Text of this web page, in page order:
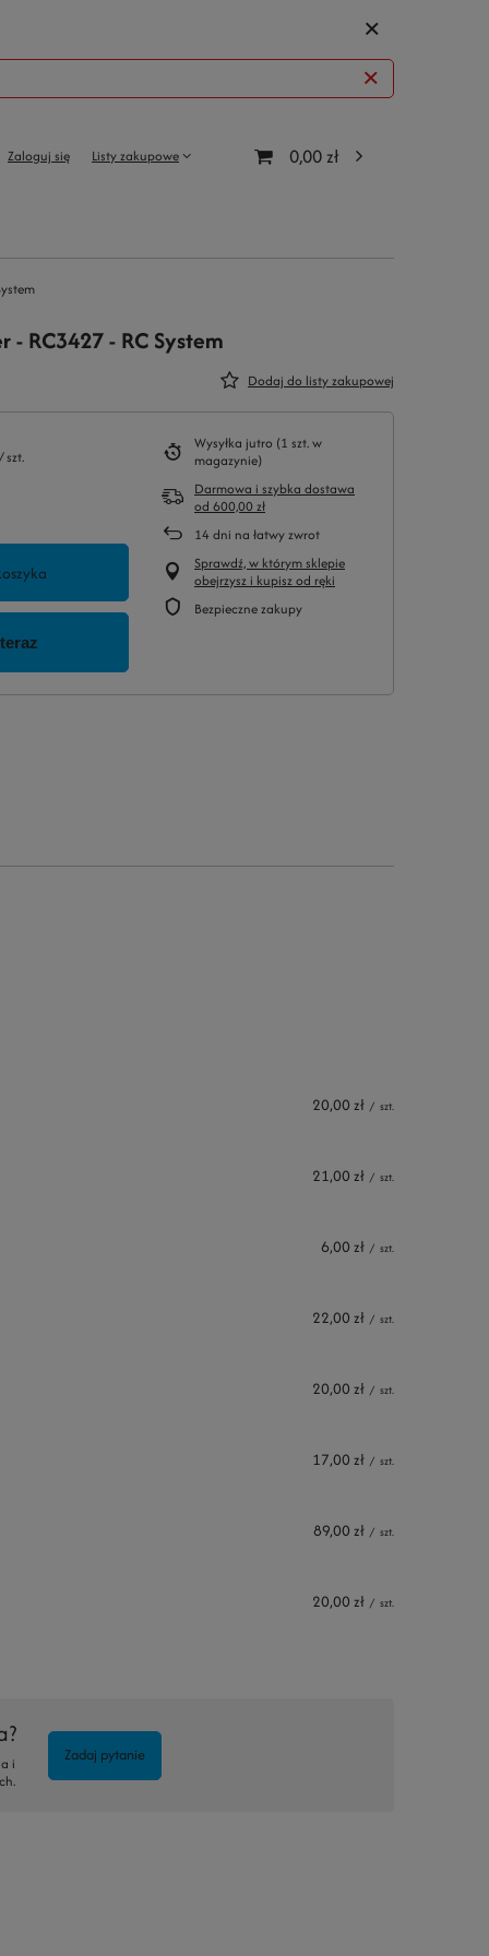
Zaloguj się Listy zakupowe 0,00 zł
- RC3427 - RC System
Dodaj do listy zakupowej
szt.
Wysyłka jutro (1 szt. w
magazynie)
Darmowa i szybka dostawa
od 600,00 zł
14dni na łatwy zwrot
Sprawdź, w którym sklepie
obejrzysz i kupisz od ręki
Bezpieczne zakupy
20,00 zł / szt.
21,00 zł / szt.
6,00 zł / szt.
22,00 zł / szt.
20,00 zł / szt.
17,00 zł / szt.
89,00 zł / szt.
20,00 zł / szt.
i
Zadaj pytanie